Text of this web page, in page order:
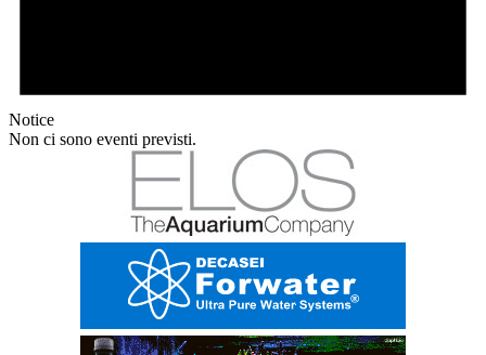
Notice
Non ci sono eventi previsti.